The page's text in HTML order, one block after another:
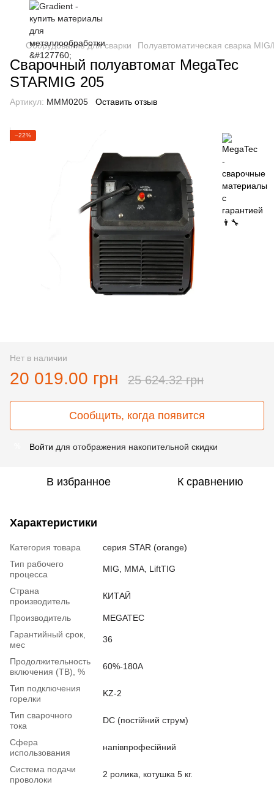
Оборудование для сварки Полуавтоматическая сварка
Сварочный полуавтомат MegaTec
STARMIG 205
Артикул: MMM0205 Оставить отзыв
−22%
Нет в наличии
20 019.00 грн 25 624.32 грн
Сообщить, когда появится
Войти для отображения накопительной скидки
В избранное К сравнению
Характеристики
Категория товара
серия STAR (orange)
Тип рабочего
процесса
MIG, MMA, LiftTIG
Страна
производитель
КИТАЙ
Производитель
MEGATEC
Гарантийный срок,
мес
36
Продолжительность
включения (ТВ), %
60%-180А
Тип подключения
горелки
KZ-2
Тип сварочного
тока
DC (постійний струм)
Сфера
использования
напівпрофесійний
Система подачи
проволоки
2 ролика, котушка 5 кг.